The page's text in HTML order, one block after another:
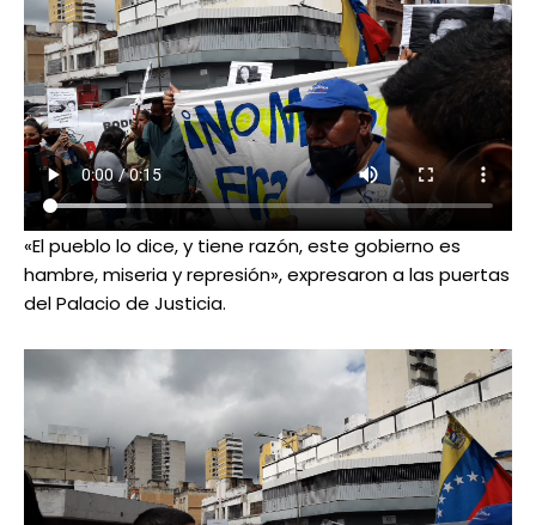
«El pueblo lo dice, y tiene razón, este gobierno es
hambre, miseria y represión», expresaron a las puertas
del Palacio de Justicia.